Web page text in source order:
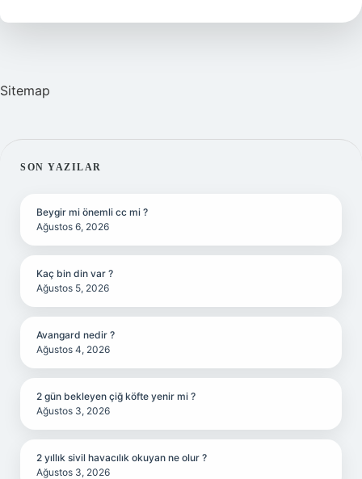
Sitemap
SIDEBAR
SON YAZILAR
Beygir mi önemli cc mi ?
Ağustos 6, 2026
Kaç bin din var ?
Ağustos 5, 2026
Avangard nedir ?
Ağustos 4, 2026
2 gün bekleyen çiğ köfte yenir mi ?
Ağustos 3, 2026
2 yıllık sivil havacılık okuyan ne olur ?
Ağustos 3, 2026